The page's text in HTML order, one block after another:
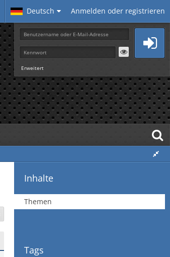
Deutsch Anmelden oder registrieren
Erweitert
Inhalte
Themen
Tags